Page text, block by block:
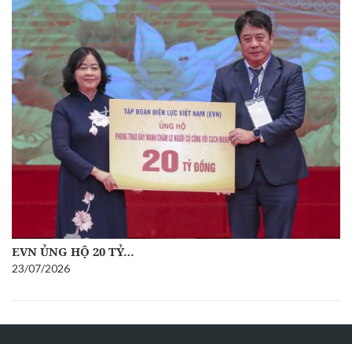
ĐOÀN CÔNG TÁC ỦY BAN…
10/07/2026